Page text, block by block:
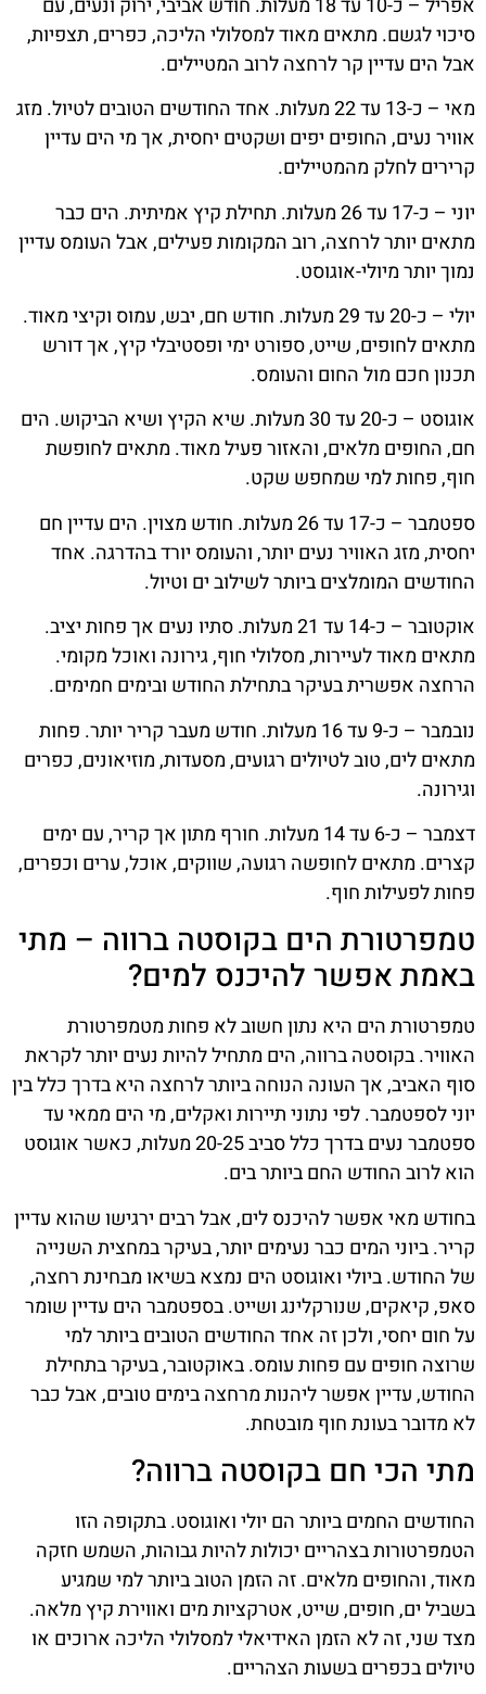
סיכוי לגשם. מתאים מאוד למסלולי הליכה, כפרים, תצפיות,
אבל הים עדיין קר לרחצה לרוב המטיילים.
מאי – כ-13 עד 22 מעלות. אחד החודשים הטובים לטיול. מזג
אוויר נעים, החופים יפים ושקטים יחסית, אך מי הים עדיין
קרירים לחלק מהמטיילים.
יוני – כ-17 עד 26 מעלות. תחילת קיץ אמיתית. הים כבר
מתאים יותר לרחצה, רוב המקומות פעילים, אבל העומס עדיין
נמוך יותר מיולי-אוגוסט.
יולי – כ-20 עד 29 מעלות. חודש חם, יבש, עמוס וקיצי מאוד.
מתאים לחופים, שייט, ספורט ימי ופסטיבלי קיץ, אך דורש
תכנון חכם מול החום והעומס.
אוגוסט – כ-20 עד 30 מעלות. שיא הקיץ ושיא הביקוש. הים
חם, החופים מלאים, והאזור פעיל מאוד. מתאים לחופשת
חוף, פחות למי שמחפש שקט.
ספטמבר – כ-17 עד 26 מעלות. חודש מצוין. הים עדיין חם
יחסית, מזג האוויר נעים יותר, והעומס יורד בהדרגה. אחד
החודשים המומלצים ביותר לשילוב ים וטיול.
אוקטובר – כ-14 עד 21 מעלות. סתיו נעים אך פחות יציב.
מתאים מאוד לעיירות, מסלולי חוף, גירונה ואוכל מקומי.
הרחצה אפשרית בעיקר בתחילת החודש ובימים חמימים.
נובמבר – כ-9 עד 16 מעלות. חודש מעבר קריר יותר. פחות
מתאים לים, טוב לטיולים רגועים, מסעדות, מוזיאונים, כפרים
וגירונה.
דצמבר – כ-6 עד 14 מעלות. חורף מתון אך קריר, עם ימים
קצרים. מתאים לחופשה רגועה, שווקים, אוכל, ערים וכפרים,
פחות לפעילות חוף.
טמפרטורת הים בקוסטה ברווה – מתי
באמת אפשר להיכנס למים?
טמפרטורת הים היא נתון חשוב לא פחות מטמפרטורת
האוויר. בקוסטה ברווה, הים מתחיל להיות נעים יותר לקראת
סוף האביב, אך העונה הנוחה ביותר לרחצה היא בדרך כלל בין
יוני לספטמבר. לפי נתוני תיירות ואקלים, מי הים ממאי עד
ספטמבר נעים בדרך כלל סביב 20-25 מעלות, כאשר אוגוסט
הוא לרוב החודש החם ביותר בים.
בחודש מאי אפשר להיכנס לים, אבל רבים ירגישו שהוא עדיין
קריר. ביוני המים כבר נעימים יותר, בעיקר במחצית השנייה
של החודש. ביולי ואוגוסט הים נמצא בשיאו מבחינת רחצה,
סאפ, קיאקים, שנורקלינג ושייט. בספטמבר הים עדיין שומר
על חום יחסי, ולכן זה אחד החודשים הטובים ביותר למי
שרוצה חופים עם פחות עומס. באוקטובר, בעיקר בתחילת
החודש, עדיין אפשר ליהנות מרחצה בימים טובים, אבל כבר
לא מדובר בעונת חוף מובטחת.
מתי הכי חם בקוסטה ברווה?
החודשים החמים ביותר הם יולי ואוגוסט. בתקופה הזו
הטמפרטורות בצהריים יכולות להיות גבוהות, השמש חזקה
מאוד, והחופים מלאים. זה הזמן הטוב ביותר למי שמגיע
בשביל ים, חופים, שייט, אטרקציות מים ואווירת קיץ מלאה.
מצד שני, זה לא הזמן האידיאלי למסלולי הליכה ארוכים או
טיולים בכפרים בשעות הצהריים.